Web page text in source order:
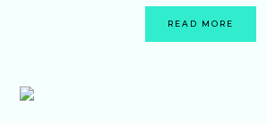
READ MORE